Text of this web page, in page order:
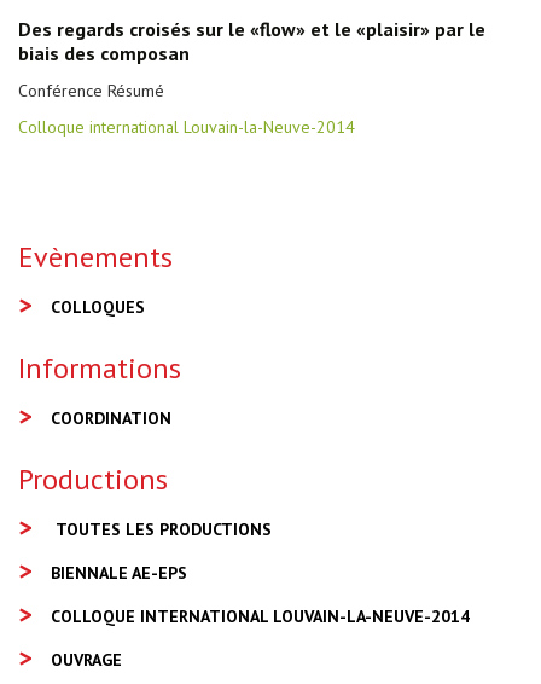
Des regards croisés sur le «flow» et le «plaisir» par le
biais des composan
Conférence Résumé
Colloque international Louvain-la-Neuve-2014
Evènements
COLLOQUES
Informations
COORDINATION
Productions
TOUTES LES PRODUCTIONS
BIENNALE AE-EPS
COLLOQUE INTERNATIONAL LOUVAIN-LA-NEUVE-2014
OUVRAGE